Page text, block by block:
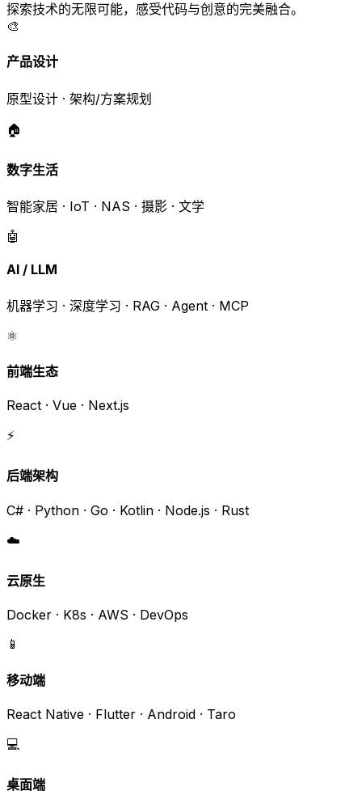
探索技术的无限可能，感受代码与创意的完美融合。
🎨
产品设计
原型设计 · 架构/方案规划
🏠
数字生活
智能家居 · IoT · NAS · 摄影 · 文学
🤖
AI / LLM
机器学习 · 深度学习 · RAG · Agent · MCP
⚛️
前端生态
React · Vue · Next.js
⚡
后端架构
C# · Python · Go · Kotlin · Node.js · Rust
☁️
云原生
Docker · K8s · AWS · DevOps
📱
移动端
React Native · Flutter · Android · Taro
💻
桌面端